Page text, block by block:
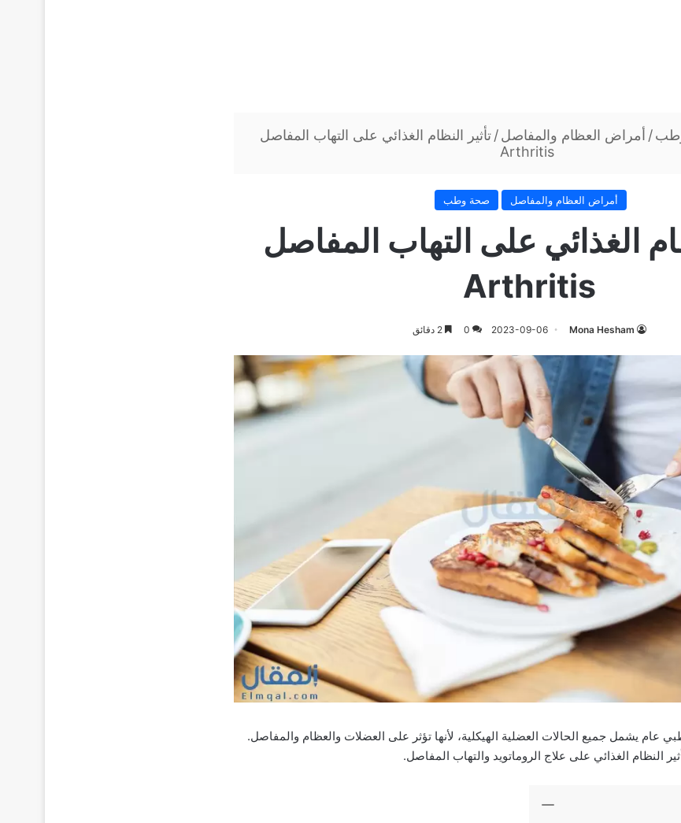
/ أمراض العظام والمفاصل / تأثير النظام الغذائي على التهاب المفاصل
Arthritis
أمراض العظام والمفاصل صحة وطب
الغذائي على التهاب المفاصل
Arthritis
Mona Hesham
2023-09-06
0 2 دقائق
يشمل جميع الحالات العضلية الهيكلية، لأنها تؤثر على العضلات والعظام والمفاصل.
النظام الغذائي على علاج الروماتويد والتهاب المفاصل.